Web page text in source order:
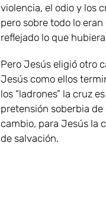
violencia, el odio y los
pero sobre todo lo
reflejado lo que
Pero Jesús eligió otro
Jesús como ellos
los “ladrones” la cruz
pretensión soberbia
cambio, para Jesús la
de salvación.